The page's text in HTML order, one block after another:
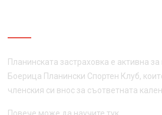
Планинската застраховка е активна
Боерица Планински Спортен Клуб,
членския си внос за съответната
Повече може да научитетук